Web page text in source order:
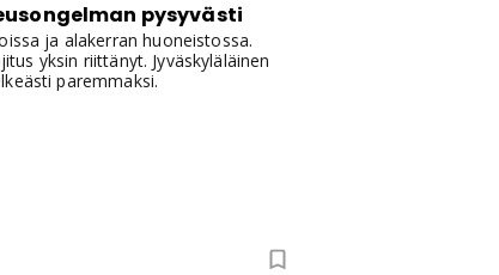
pysyvästi
ja alakerran huoneistossa.
yksin riittänyt. Jyväskyläläinen
paremmaksi.